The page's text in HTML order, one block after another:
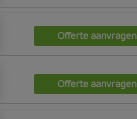
Offerte aanvragen
Offerte aanvragen